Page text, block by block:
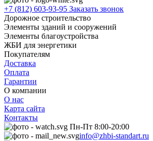
+7 (812) 603-93-95 Заказать звонок
Дорожное строительство
Элементы зданий и сооружений
Элементы благоустройства
ЖБИ для энергетики
Покупателям
Доставка
Оплата
Гарантии
О компании
О нас
Карта сайта
Контакты
Пн-Пт 8:00-20:00
info@zhbi-standart.ru